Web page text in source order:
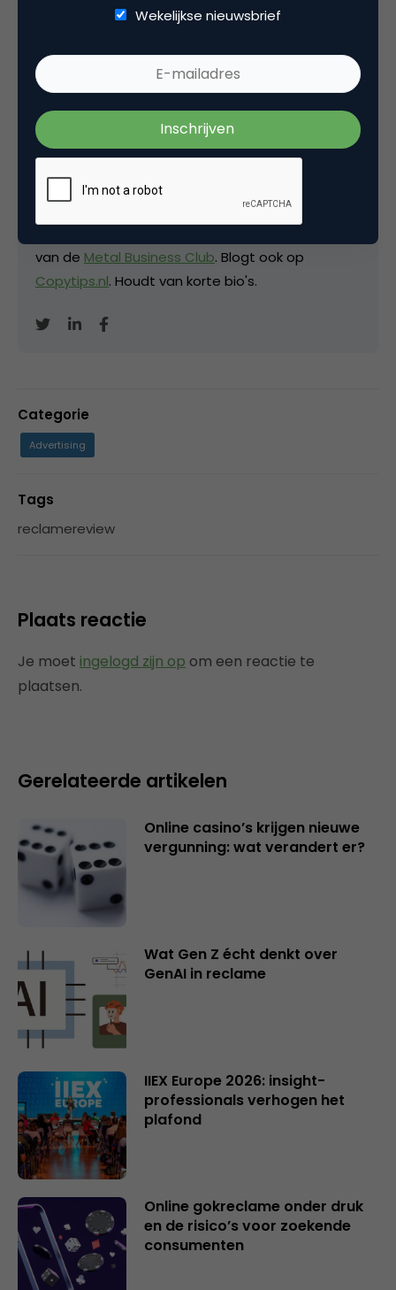
Kopieer link
Eigenaar bij
van de Metal Business Club. Blogt ook op
Copytips.nl. Houdt van korte bio's.
Categorie
Advertising
Tags
reclamereview
Plaats reactie
Je moet ingelogd zijn op om een reactie te
plaatsen.
Gerelateerde artikelen
Online casino’s krijgen nieuwe
vergunning: wat verandert er?
Wat Gen Z écht denkt over
GenAI in reclame
IIEX Europe 2026: insight-
professionals verhogen het
plafond
Online gokreclame onder druk
en de risico’s voor zoekende
consumenten
Wekelijkse nieuwsbrief